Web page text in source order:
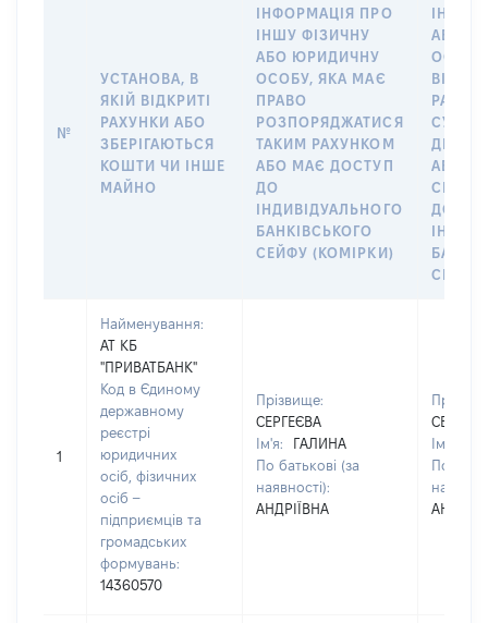
№
УСТАНОВА, В
ЯКІЙ ВІДКРИТІ
РАХУНКИ АБО
ЗБЕРІГАЮТЬСЯ
КОШТИ ЧИ ІНШЕ
МАЙНО
ІНФОРМАЦІЯ ПРО
ІНШУ ФІЗИЧНУ
АБО ЮРИДИЧНУ
ОСОБУ, ЯКА МАЄ
ПРАВО
РОЗПОРЯДЖАТИСЯ
ТАКИМ РАХУНКОМ
АБО МАЄ ДОСТУП
ДО
ІНДИВІДУАЛЬНОГО
БАНКІВСЬКОГО
СЕЙФУ (КОМІРКИ)
ІНШУ
АБО
АБО
СІМ’Ї
СЕЙФУ
1
Найменування:
АТ КБ
"ПРИВАТБАНК"
Код в Єдиному
державному
реєстрі
юридичних
осіб, фізичних
осіб –
підприємців та
громадських
формувань:
14360570
Прізвище:
СЕРГЕЄВА
Ім'я:
ГАЛИНА
По батькові (за
наявності):
АНДРІЇВНА
Ім'я:
По